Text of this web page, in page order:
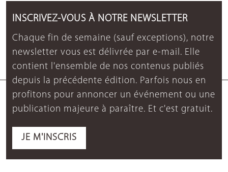
INSCRIVEZ-VOUS À NOTRE NEWSLETTER
Chaque fin de semaine (sauf exceptions), notre
newsletter vous est délivrée par e-mail. Elle
contient l'ensemble de nos contenus publiés
depuis la précédente édition. Parfois nous en
profitons pour annoncer un événement ou une
publication majeure à paraître. Et c'est gratuit.
JE M'INSCRIS